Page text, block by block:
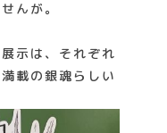
んが。
示は、それぞれ
載の銀魂らしい